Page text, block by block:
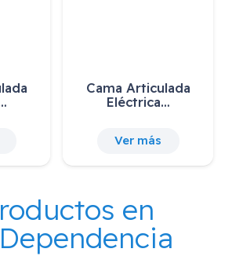
Cama Articulada
Eléctrica…
Ver más
en